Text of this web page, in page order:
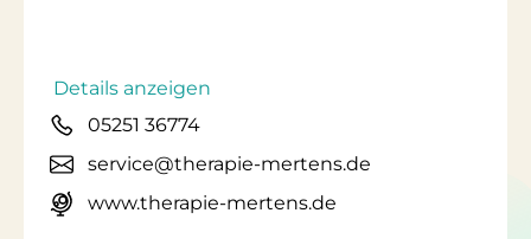
Details anzeigen
05251 36774
service@therapie-mertens.de
www.therapie-mertens.de